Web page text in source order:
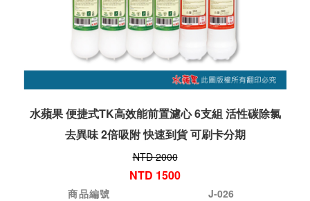
水蘋果 便捷式TK高效能前置濾心 6支組 活性碳除氯
去異味 2倍吸附 快速到貨 可刷卡分期
NTD 2000
NTD 1500
商品編號
J-026